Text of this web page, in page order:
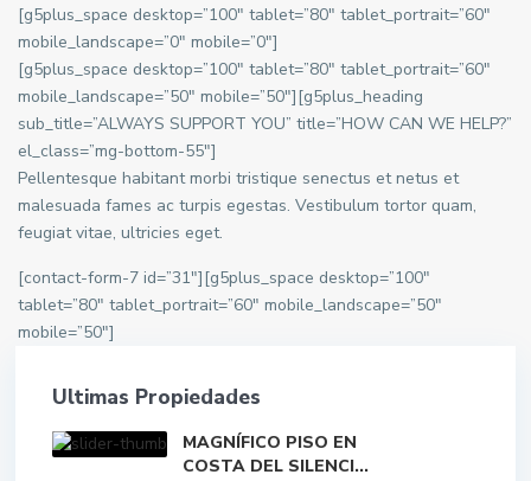
[g5plus_space desktop=”100″ tablet=”80″ tablet_portrait=”60″
mobile_landscape=”0″ mobile=”0″]
[g5plus_space desktop=”100″ tablet=”80″ tablet_portrait=”60″
mobile_landscape=”50″ mobile=”50″][g5plus_heading
sub_title=”ALWAYS SUPPORT YOU” title=”HOW CAN WE HELP?”
el_class=”mg-bottom-55″]
Pellentesque habitant morbi tristique senectus et netus et
malesuada fames ac turpis egestas. Vestibulum tortor quam,
feugiat vitae, ultricies eget.
[contact-form-7 id=”31″][g5plus_space desktop=”100″
tablet=”80″ tablet_portrait=”60″ mobile_landscape=”50″
mobile=”50″]
Ultimas Propiedades
MAGNÍFICO PISO EN
COSTA DEL SILENCI...